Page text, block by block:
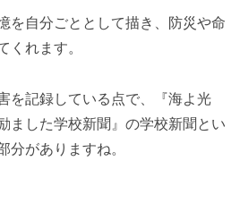
を自分ごととして描き、防災や命
くれます。
を記録している点で、『海よ光
ました学校新聞』の学校新聞とい
分がありますね。